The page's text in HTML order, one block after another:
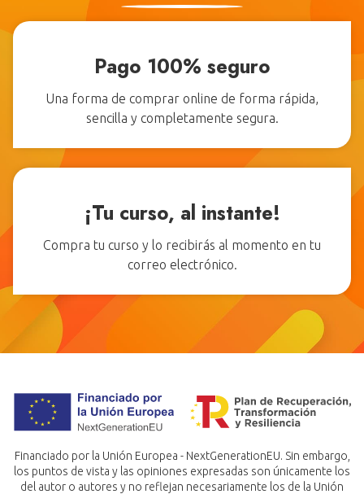
Pago 100% seguro
Una forma de comprar online de forma rápida,
sencilla y completamente segura.
¡Tu curso, al instante!
Compra tu curso y lo recibirás al momento en tu
correo electrónico.
Financiado por la Unión Europea - NextGenerationEU. Sin embargo,
los puntos de vista y las opiniones expresadas son únicamente los
del autor o autores y no reflejan necesariamente los de la Unión